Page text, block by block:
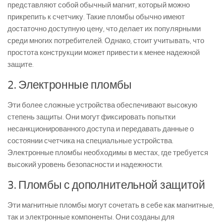
представляют собой обычный магнит, который можно
прикрепить к счетчику. Такие пломбы обычно имеют
достаточно доступную цену, что делает их популярными
среди многих потребителей. Однако, стоит учитывать, что
простота конструкции может привести к менее надежной
защите.
2. Электронные пломбы
Эти более сложные устройства обеспечивают высокую
степень защиты. Они могут фиксировать попытки
несанкционированного доступа и передавать данные о
состоянии счетчика на специальные устройства.
Электронные пломбы необходимы в местах, где требуется
высокий уровень безопасности и надежности.
3. Пломбы с дополнительной защитой
Эти магнитные пломбы могут сочетать в себе как магнитные,
так и электронные компоненты. Они созданы для